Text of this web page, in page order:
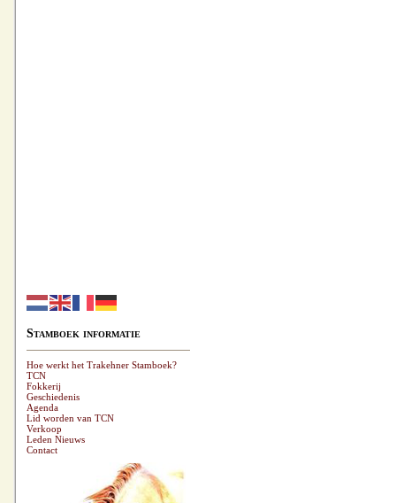
Stamboek informatie
Hoe werkt het Trakehner Stamboek?
TCN
Fokkerij
Geschiedenis
Agenda
Lid worden van TCN
Verkoop
Leden Nieuws
Contact